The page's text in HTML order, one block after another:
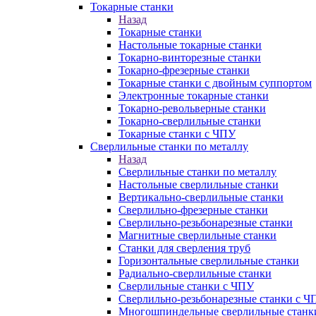
Токарные станки
Назад
Токарные станки
Настольные токарные станки
Токарно-винторезные станки
Токарно-фрезерные станки
Токарные станки с двойным суппортом
Электронные токарные станки
Токарно-револьверные станки
Токарно-сверлильные станки
Токарные станки с ЧПУ
Сверлильные станки по металлу
Назад
Сверлильные станки по металлу
Настольные сверлильные станки
Вертикально-сверлильные станки
Сверлильно-фрезерные станки
Сверлильно-резьбонарезные станки
Магнитные сверлильные станки
Станки для сверления труб
Горизонтальные сверлильные станки
Радиально-сверлильные станки
Сверлильные станки с ЧПУ
Сверлильно-резьбонарезные станки с
Многошпиндельные сверлильные